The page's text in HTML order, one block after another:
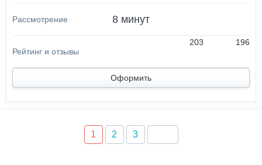
8 минут
203 196
Оформить
1 2 3